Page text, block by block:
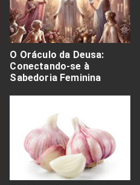
O Oráculo da Deusa:
Conectando-se à
Sabedoria Feminina